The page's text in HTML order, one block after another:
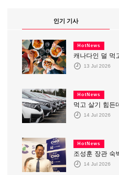
인기 기사
HotNews
캐나다인 덜 먹
13 Jul 2026
HotNews
먹고 살기 힘든
14 Jul 2026
HotNews
조성훈 장관 숙
14 Jul 2026